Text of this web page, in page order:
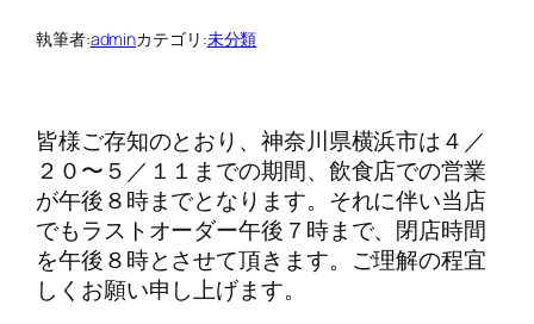
執筆者:adminカテゴリ:未分類
皆様ご存知のとおり、神奈川県横浜市は４／
２０〜５／１１までの期間、飲食店での営業
が午後８時までとなります。それに伴い当店
でもラストオーダー午後７時まで、閉店時間
を午後８時とさせて頂きます。ご理解の程宜
しくお願い申し上げます。